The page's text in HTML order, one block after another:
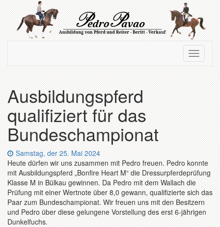
Zum
Hauptinhalt
springen
ein-/
Ausbildungspferd
qualifiziert für das
Bundeschampionat
Datum:
Samstag, der 25. Mai 2024
Heute dürfen wir uns zusammen mit Pedro freuen. Pedro konnte
mit Ausbildungspferd „Bonfire Heart M“ die Dressurpferdeprüfung
Klasse M in Bülkau gewinnen. Da Pedro mit dem Wallach die
Prüfung mit einer Wertnote über 8,0 gewann, qualifizierte sich das
Paar zum Bundeschampionat. Wir freuen uns mit den Besitzern
und Pedro über diese gelungene Vorstellung des erst 6-jährigen
Dunkelfuchs.